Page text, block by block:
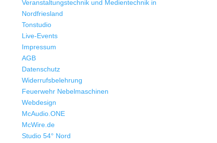
Veranstaltungstechnik und Medientechnik in
Nordfriesland
Tonstudio
Live-Events
Impressum
AGB
Datenschutz
Widerrufsbelehrung
Feuerwehr Nebelmaschinen
Webdesign
McAudio.ONE
McWire.de
Studio 54° Nord